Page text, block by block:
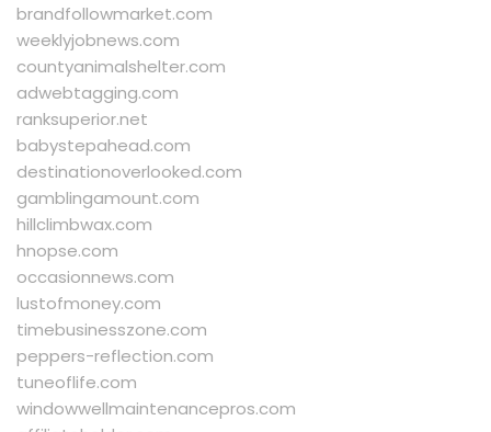
brandfollowmarket.com
weeklyjobnews.com
countyanimalshelter.com
adwebtagging.com
ranksuperior.net
babystepahead.com
destinationoverlooked.com
gamblingamount.com
hillclimbwax.com
hnopse.com
occasionnews.com
lustofmoney.com
timebusinesszone.com
peppers-reflection.com
tuneoflife.com
windowwellmaintenancepros.com